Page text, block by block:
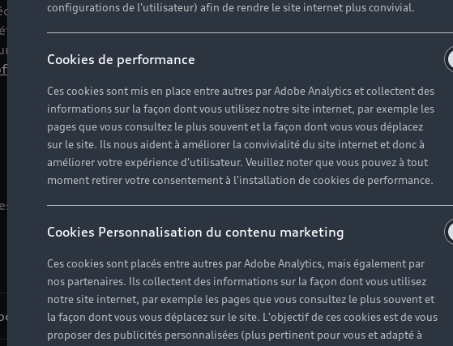
configurations de l'utilisateur) afin de rendre le site internet plus convivial.
Cookies de performance
Ces cookies sont mis en place entre autres par Adobe Analytics et collectent des
informations sur la façon dont vous utilisez notre site internet, par exemple les
pages que vous consultez le plus souvent et la façon dont vous vous déplacez
sur le site. Ils nous aident à améliorer la convivialité du site internet et donc à
améliorer votre expérience d'utilisateur. Veuillez noter que vous pouvez à tout
moment retirer votre consentement à l'installation de cookies de performance.
Cookies Personnalisation du contenu marketing
Ces cookies sont placés entre autres par Adobe Analytics, mais également par
nos partenaires. Ils collectent des informations sur la façon dont vous utilisez
notre site internet, par exemple les pages que vous consultez le plus souvent et
la façon dont vous vous déplacez sur le site. L'objectif de ces cookies est de vous
proposer des publicités personnalisées (plus pertinent pour vous et adapté à
à chaque motorisation
illimité
d’entretien, à partir de 19€/mois
Les réponses à vos
à vos diverses questions autour de l'achat de véhicules d’occasion